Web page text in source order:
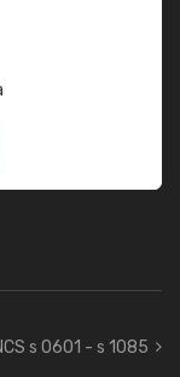
s 0601 - s 1085